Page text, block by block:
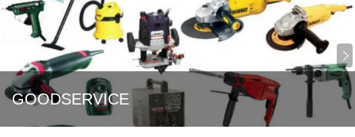
GOODSERVICE